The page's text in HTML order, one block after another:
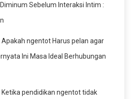
Sebelum Interaksi Intim :
Apakah ngentot Harus pelan agar
Ini Masa Ideal Berhubungan
Ketika pendidikan ngentot tidak